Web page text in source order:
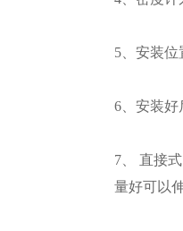
5、安装
6、安装好
7、 直接
量好可以